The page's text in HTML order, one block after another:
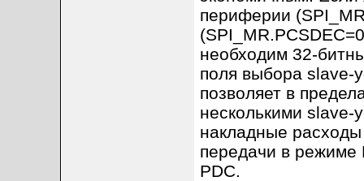
периферии
необходим 32-
поля выбора slave-
позволяет в
несколькими slave-
накладные
передачи в режиме
PDC.